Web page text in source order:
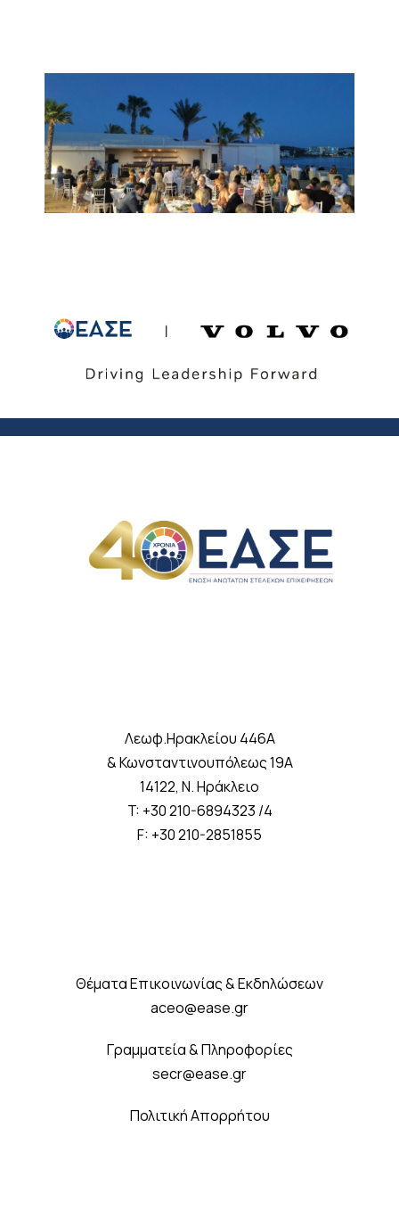
Λεωφ.Ηρακλείου 446A
& Κωνσταντινουπόλεως 19A
14122, Ν. Ηράκλειο
T: +30 210-6894323 /4
F: +30 210-2851855
Θέματα Επικοινωνίας & Εκδηλώσεων
aceo@ease.gr
Γραμματεία & Πληροφορίες
secr@ease.gr
Πολιτική Απορρήτου